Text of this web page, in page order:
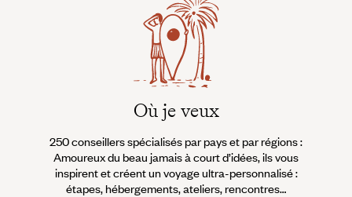
Où je veux
250 conseillers spécialisés par pays et par régions :
Amoureux du beau jamais à court d’idées, ils vous
inspirent et créent un voyage ultra-personnalisé :
étapes, hébergements, ateliers, rencontres…